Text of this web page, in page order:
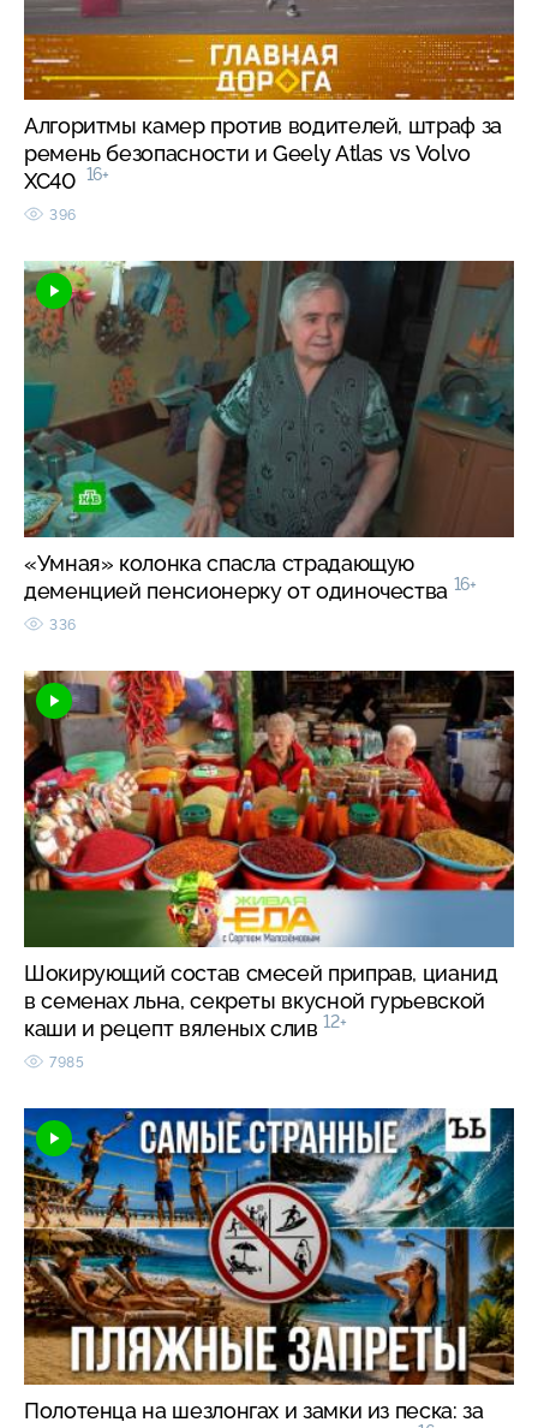
Алгоритмы камер против водителей, штраф за
ремень безопасности и Geely Atlas vs Volvo
XC40 16+
396
«Умная» колонка спасла страдающую
деменцией пенсионерку от одиночества 16+
336
Шокирующий состав смесей приправ, цианид
в семенах льна, секреты вкусной гурьевской
каши и рецепт вяленых слив 12+
7985
Полотенца на шезлонгах и замки из песка: за